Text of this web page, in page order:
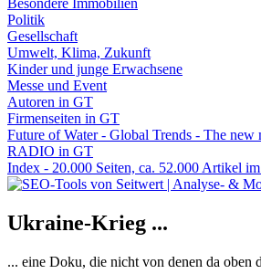
Politik
Gesellschaft
Umwelt, Klima, Zukunft
Kinder und junge Erwachsene
Messe und Event
Autoren in GT
Firmenseiten in GT
Future of Water - Global Trends - The new
RADIO in GT
Index - 20.000 Seiten, ca. 52.000 Artikel
Ukraine-Krieg ...
... eine Doku, die nicht von denen da oben